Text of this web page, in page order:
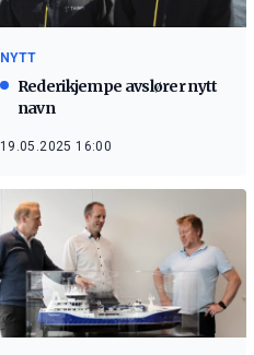
NYTT
Rederikjempe avslører nytt
navn
19.05.2025 16:00